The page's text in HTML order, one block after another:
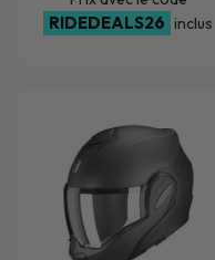
RIDEDEALS26 inclus